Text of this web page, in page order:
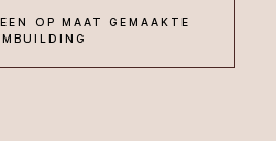
OP MAAT GEMAAKTE